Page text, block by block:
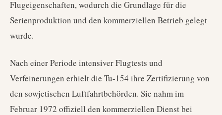
Flugeigenschaften, wodurch die Grundlage für die
Serienproduktion und den kommerziellen Betrieb gelegt
wurde.
Nach einer Periode intensiver Flugtests und
Verfeinerungen erhielt die Tu-154 ihre Zertifizierung von
den sowjetischen Luftfahrtbehörden. Sie nahm im
Februar 1972 offiziell den kommerziellen Dienst bei